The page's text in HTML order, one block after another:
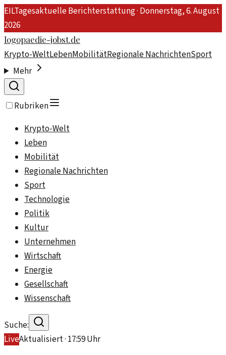
EILTagesaktuelle Berichterstattung · Donnerstag, 6. August
2026
logopaedie-jobst.de
Krypto-WeltLebenMobilitätRegionale NachrichtenSport
Mehr
Rubriken
Krypto-Welt
Leben
Mobilität
Regionale Nachrichten
Sport
Technologie
Politik
Kultur
Unternehmen
Wirtschaft
Energie
Gesellschaft
Wissenschaft
Suche:
LiveAktualisiert · 17:59Uhr